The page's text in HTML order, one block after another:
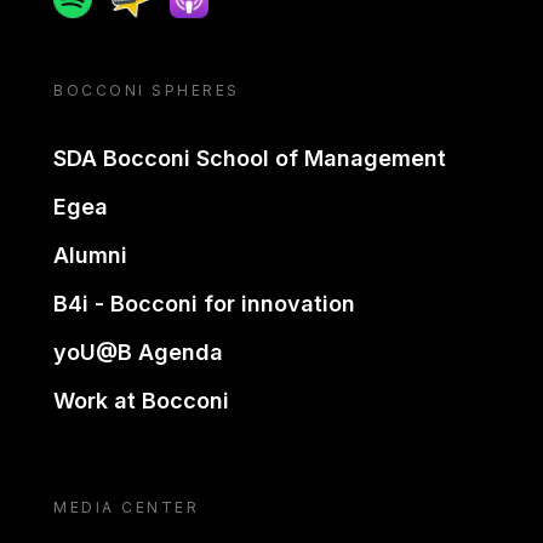
BOCCONI SPHERES
SDA Bocconi School of Management
Egea
Alumni
B4i - Bocconi for innovation
yoU@B Agenda
Work at Bocconi
MEDIA CENTER